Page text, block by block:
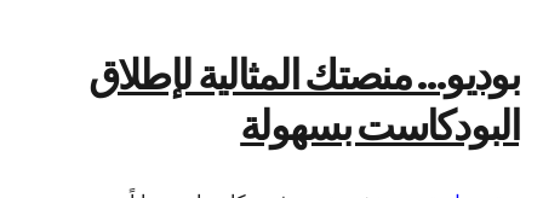
بوديو… منصتك المثالية لإطلاق
البودكاست بسهولة